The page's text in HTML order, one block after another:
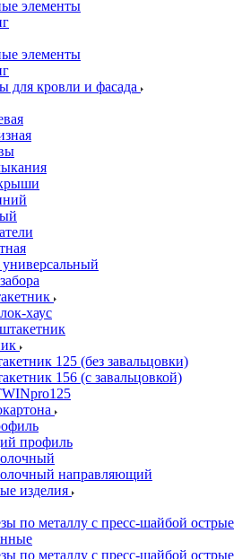
элементы
элементы
для кровли и фасада
хаус
125 (без завальцовки)
156 (с завальцовкой)
профиль
направляющий
изделия
по металлу с пресс-шайбой острые
по металлу с пресс-шайбой острые